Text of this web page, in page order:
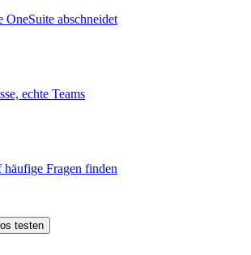
OneSuite abschneidet
echte Teams
Fragen finden
testen